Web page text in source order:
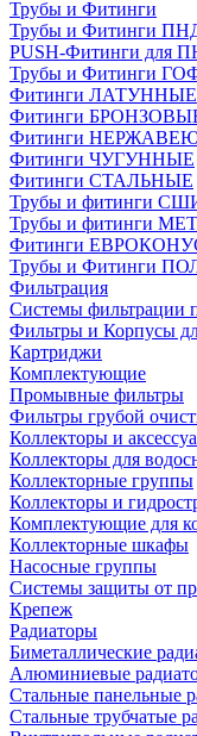
Трубы и Фитинги
Трубы и Фитинги
PUSH-Фитинги для
Трубы и Фитинги
Фитинги ЛАТУННЫЕ
Фитинги
Фитинги
Фитинги ЧУГУННЫЕ
Фитинги СТАЛЬНЫЕ
Трубы и фитинги
Трубы и фитинги
Фитинги
Трубы и Фитинги
Фильтрация
Системы фильтрации
Фильтры и Корпусы
Картриджи
Комплектующие
Промывные фильтры
Фильтры грубой
Коллекторы и
Коллекторы для
Коллекторные группы
Коллекторы и
Комплектующие для
Коллекторные шкафы
Насосные группы
Системы защиты от
Крепеж
Радиаторы
Биметаллические
Алюминиевые
Стальные панельные
Стальные трубчатые